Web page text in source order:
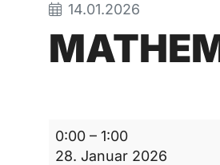
14.01.2026
Mathematikarbeit
0:00 –1:00
28. Januar 2026